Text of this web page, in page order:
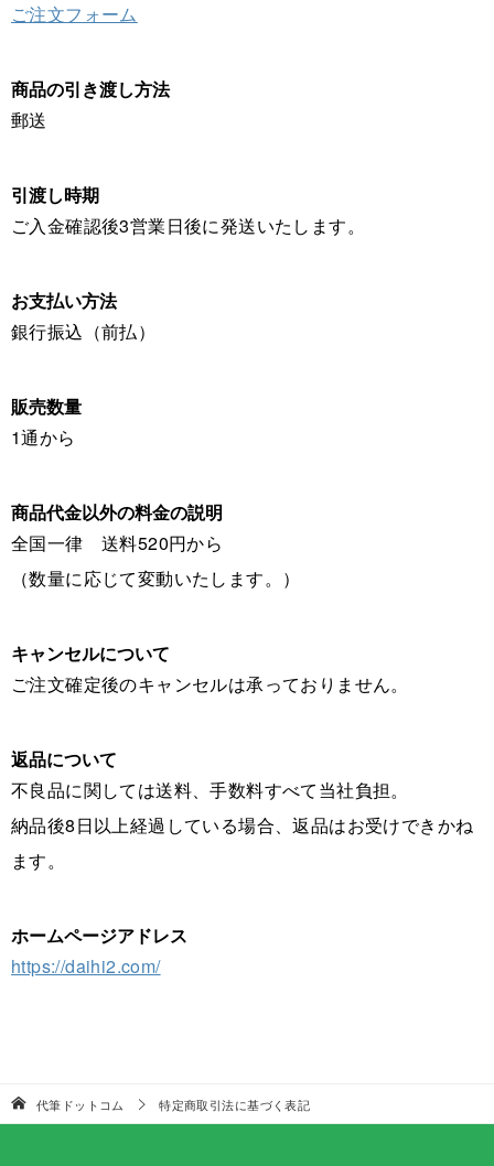
ご注文フォーム
商品の引き渡し方法
郵送
引渡し時期
ご入金確認後3営業日後に発送いたします。
お支払い方法
銀行振込（前払）
販売数量
1通から
商品代金以外の料金の説明
全国一律 送料520円から
（数量に応じて変動いたします。）
キャンセルについて
ご注文確定後のキャンセルは承っておりません。
返品について
不良品に関しては送料、手数料すべて当社負担。
納品後8日以上経過している場合、返品はお受けできかね
ます。
ホームページアドレス
https://daihi2.com/
代筆ドットコム 特定商取引法に基づく表記